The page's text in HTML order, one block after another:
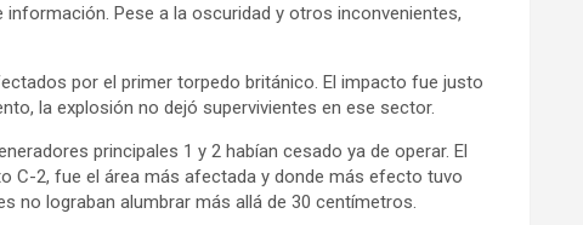
Pese a la oscuridad y otros inconvenientes,
por el primer torpedo británico. El impacto fue justo
la explosión no dejó supervivientes en ese sector.​
principales 1 y 2 habían cesado ya de operar. El
C-2, fue el área más afectada y donde más efecto tuvo
no lograban alumbrar más allá de 30 centímetros.